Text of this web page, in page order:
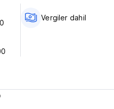
Vergiler dahil